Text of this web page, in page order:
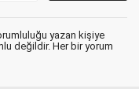
yazan kişiye
değildir. Her bir yorum